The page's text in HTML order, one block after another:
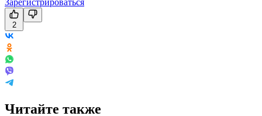
2
Читайте также